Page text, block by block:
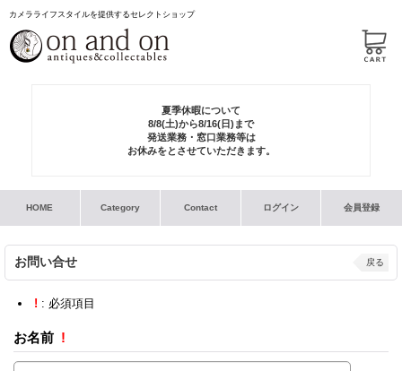
カメラライフスタイルを提供するセレクトショップ
夏季休暇について
8/8(土)から8/16(日)まで
発送業務・窓口業務等は
お休みをとさせていただきます。
HOME Category Contact ログイン 会員登録
お問い合せ 戻る
! : 必須項目
お名前 !